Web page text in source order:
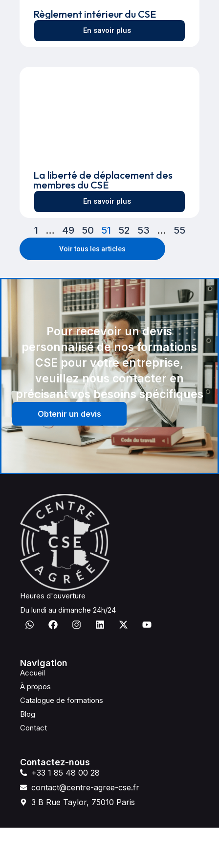
Règlement intérieur du CSE
En savoir plus
La liberté de déplacement des
membres du CSE
En savoir plus
1 … 49 50 51 52 53 … 55
Voir tous les articles
Pour recevoir un devis
personnalisé de nos formations
CSE pour votre entreprise,
veuillez nous contacter en
précisant vos besoins spécifiques
Obtenir un devis
Heures d'ouverture
Du lundi au dimanche 24h/24
Navigation
Accueil
À propos
Catalogue de formations
Blog
Contact
Contactez-nous
+33 1 85 48 00 28
contact@centre-agree-cse.fr
3 B Rue Taylor, 75010 Paris